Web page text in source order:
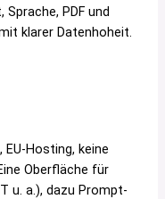
PDF und
klarer Datenhoheit.
EU-Hosting, keine
Oberfläche für
u. a.), dazu Prompt-